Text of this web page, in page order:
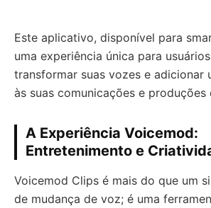
Este aplicativo, disponível para
uma experiência única para
transformar suas vozes e adicionar
às suas comunicações e produções
A Experiência Voicemod:
Entretenimento e
Voicemod Clips é mais do que um
de mudança de voz; é uma